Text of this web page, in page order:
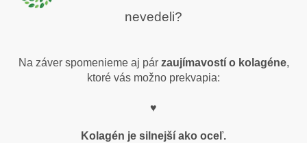
nevedeli?
Na záver spomenieme aj pár zaujímavostí o kolagéne,
ktoré vás možno prekvapia:
♥
Kolagén je silnejší ako oceľ.